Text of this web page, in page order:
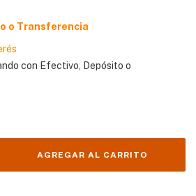
o Transferencia
con Efectivo, Depósito o